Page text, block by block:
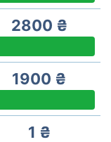
2800 ₴
1900 ₴
1 ₴